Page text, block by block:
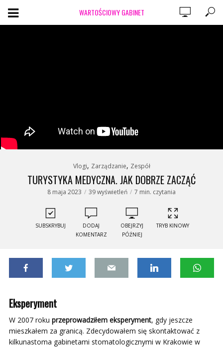
WARTOŚCIOWY GABINET
Vlogi, Zarządzanie, Zespół
TURYSTYKA MEDYCZNA. JAK DOBRZE ZACZĄĆ
8 maja 2023 39 wyświetleń 7 min. czytania
SUBSKRYBUJ
DODAJ
KOMENTARZ
OBEJRZYJ
PÓŹNIEJ
TRYB KINOWY
Eksperyment
W 2007 roku przeprowadziłem eksperyment, gdy jeszcze
mieszkałem za granicą. Zdecydowałem się skontaktować z
kilkunastoma gabinetami stomatologicznymi w Krakowie w